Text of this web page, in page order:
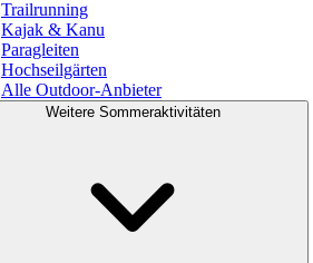
Trailrunning
Kajak & Kanu
Paragleiten
Hochseilgärten
Alle Outdoor-Anbieter
Weitere Sommeraktivitäten